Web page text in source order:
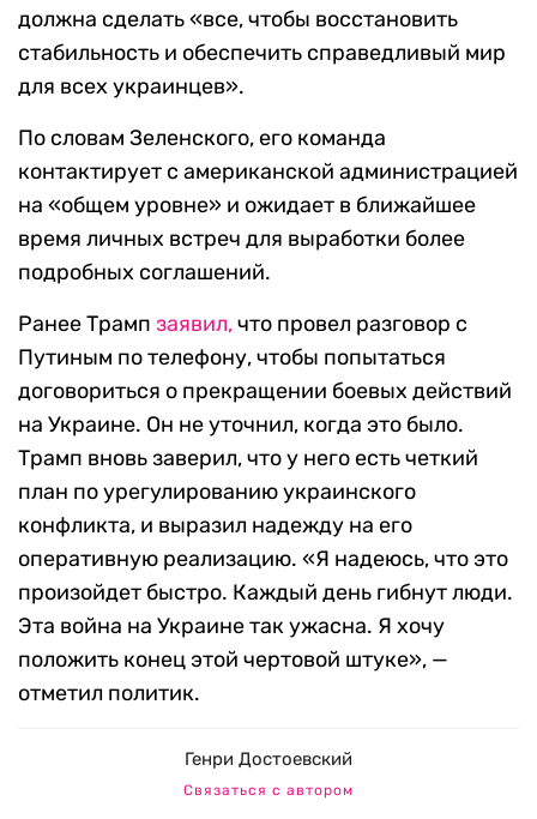
должна сделать «все, чтобы восстановить
стабильность и обеспечить справедливый мир
для всех украинцев».
По словам Зеленского, его команда
контактирует с американской администрацией
на «общем уровне» и ожидает в ближайшее
время личных встреч для выработки более
подробных соглашений.
Ранее Трамп заявил,что провел разговор с
Путиным по телефону, чтобы попытаться
договориться о прекращении боевых действий
на Украине. Он не уточнил, когда это было.
Трамп вновь заверил, что у него есть четкий
план по урегулированию украинского
конфликта, и выразил надежду на его
оперативную реализацию. «Я надеюсь, что это
произойдет быстро. Каждый день гибнут люди.
Эта война на Украине так ужасна. Я хочу
положить конец этой чертовой штуке», —
отметил политик.
Генри Достоевский
Связаться с автором